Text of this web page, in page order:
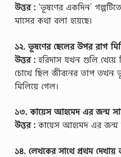
উত্তর : ‘ভূষণের একদিন’
মাসের কথা বলা হয়েছে।
১২. ভূষণের ছেলের উপর রাগ
উত্তর : হরিদাস যখন গুলি খেয়ে
চোখে ছিল জীবনের তাপ তখন
মিলিয়ে গেল।
১৩. কায়েস আহমেদ এর জন্ম
উত্তর : কায়েস আহমেদ এর জন্ম
১৪. লেখকের সাথে প্রথম